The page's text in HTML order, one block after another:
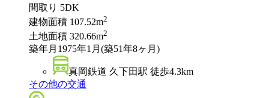
間取り 5DK
建物面積 107.52m2
土地面積 320.66m2
築年月 1975年1月(築51年8ヶ月)
真岡鉄道 久下田駅 徒歩4.3km
その他の交通